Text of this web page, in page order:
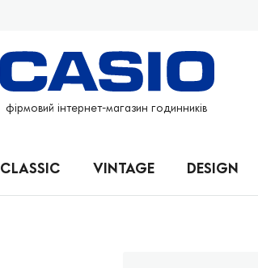
фірмовий інтернет-магазин годинників
CLASSIC VINTAGE DESIGN